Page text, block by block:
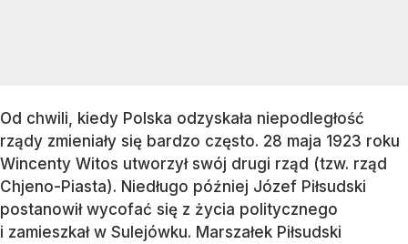
Od chwili, kiedy Polska odzyskała niepodległość
rządy zmieniały się bardzo często. 28 maja 1923 roku
Wincenty Witos utworzył swój drugi rząd (tzw. rząd
Chjeno-Piasta). Niedługo później Józef Piłsudski
postanowił wycofać się z życia politycznego
i zamieszkał w Sulejówku. Marszałek Piłsudski